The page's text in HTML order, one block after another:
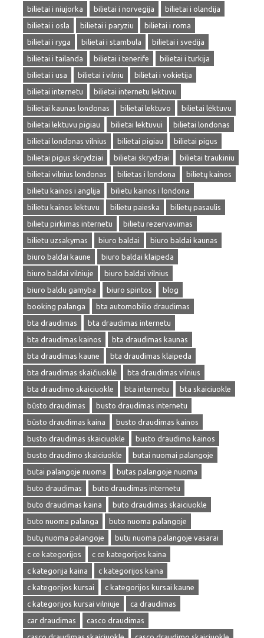
bilietai i niujorka
bilietai i norvegija
bilietai i olandija
bilietai i osla
bilietai i paryziu
bilietai i roma
bilietai i ryga
bilietai i stambula
bilietai i svedija
bilietai i tailanda
bilietai i tenerife
bilietai i turkija
bilietai i usa
bilietai i vilniu
bilietai i vokietija
bilietai internetu
bilietai internetu lektuvu
bilietai kaunas londonas
bilietai lektuvo
bilietai lėktuvu
bilietai lektuvu pigiau
bilietai lektuvui
bilietai londonas
bilietai londonas vilnius
bilietai pigiau
bilietai pigus
bilietai pigus skrydziai
bilietai skrydziai
bilietai traukiniu
bilietai vilnius londonas
bilietas i londona
bilietų kainos
bilietu kainos i anglija
bilietu kainos i londona
bilietu kainos lektuvu
bilietu paieska
bilietų pasaulis
bilietu pirkimas internetu
bilietu rezervavimas
bilietu uzsakymas
biuro baldai
biuro baldai kaunas
biuro baldai kaune
biuro baldai klaipeda
biuro baldai vilniuje
biuro baldai vilnius
biuro baldu gamyba
biuro spintos
blog
booking palanga
bta automobilio draudimas
bta draudimas
bta draudimas internetu
bta draudimas kainos
bta draudimas kaunas
bta draudimas kaune
bta draudimas klaipeda
bta draudimas skaičiuoklė
bta draudimas vilnius
bta draudimo skaiciuokle
bta internetu
bta skaiciuokle
būsto draudimas
busto draudimas internetu
būsto draudimas kaina
busto draudimas kainos
busto draudimas skaiciuokle
busto draudimo kainos
busto draudimo skaiciuokle
butai nuomai palangoje
butai palangoje nuoma
butas palangoje nuoma
buto draudimas
buto draudimas internetu
buto draudimas kaina
buto draudimas skaiciuokle
buto nuoma palanga
buto nuoma palangoje
butų nuoma palangoje
butu nuoma palangoje vasarai
c ce kategorijos
c ce kategorijos kaina
c kategorija kaina
c kategorijos kaina
c kategorijos kursai
c kategorijos kursai kaune
c kategorijos kursai vilniuje
ca draudimas
car draudimas
casco draudimas